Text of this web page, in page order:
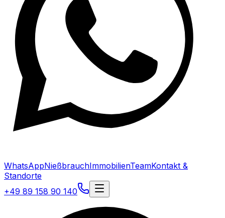
WhatsAppNießbrauchImmobilienTeamKontakt &
Standorte
+49 89 158 90 140